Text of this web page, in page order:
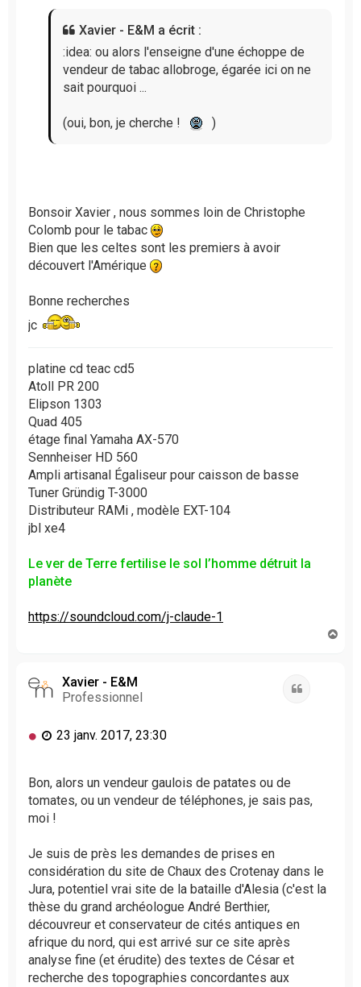
Xavier - E&M a écrit :
:idea: ou alors l'enseigne d'une échoppe de
vendeur de tabac allobroge, égarée ici on ne
sait pourquoi ...
(oui, bon, je cherche ! )
Bonsoir Xavier , nous sommes loin de Christophe
Colomb pour le tabac
Bien que les celtes sont les premiers à avoir
découvert l'Amérique
Bonne recherches
jc
platine cd teac cd5
Atoll PR 200
Elipson 1303
Quad 405
étage final Yamaha AX-570
Sennheiser HD 560
Ampli artisanal Égaliseur pour caisson de basse
Tuner Gründig T-3000
Distributeur RAMi , modèle EXT-104
jbl xe4
Le ver de Terre fertilise le sol l’homme détruit la
planète
https://soundcloud.com/j-claude-1
Xavier - E&M
Professionnel
M
s
a
e
o
n
l
u
23 janv. 2017, 23:30
Bon, alors un vendeur gaulois de patates ou de
tomates, ou un vendeur de téléphones, je sais pas,
moi !
Je suis de près les demandes de prises en
considération du site de Chaux des Crotenay dans le
Jura, potentiel vrai site de la bataille d'Alesia (c'est la
thèse du grand archéologue André Berthier,
découvreur et conservateur de cités antiques en
afrique du nord, qui est arrivé sur ce site après
analyse fine (et érudite) des textes de César et
recherche des topographies concordantes aux